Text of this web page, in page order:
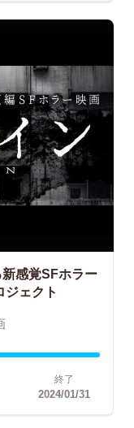
感覚SFホラー
ジェクト
終了
2024/01/31